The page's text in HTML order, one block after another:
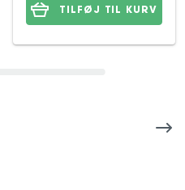
TILFØJ TIL KURV